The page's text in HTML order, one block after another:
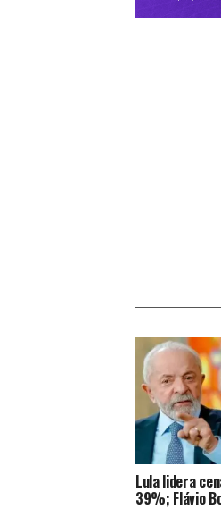
Lula lidera
39%; Flávio